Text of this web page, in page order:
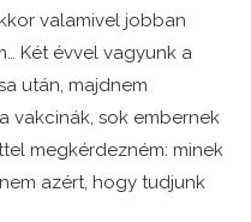
valamivel jobban
Két évvel vagyunk a
után, majdnem
vakcinák, sok embernek
megkérdezném: minek
azért, hogy tudjunk